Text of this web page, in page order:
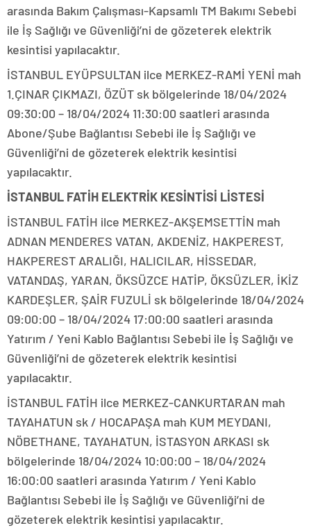
arasında Bakım Çalışması-Kapsamlı TM Bakımı Sebebi
ile İş Sağlığı ve Güvenliği’ni de gözeterek elektrik
kesintisi yapılacaktır.
İSTANBUL EYÜPSULTAN ilce MERKEZ-RAMİ YENİ mah
1.ÇINAR ÇIKMAZI, ÖZÜT sk bölgelerinde 18/04/2024
09:30:00 – 18/04/2024 11:30:00 saatleri arasında
Abone/Şube Bağlantısı Sebebi ile İş Sağlığı ve
Güvenliği’ni de gözeterek elektrik kesintisi
yapılacaktır.
İSTANBUL FATİH ELEKTRİK KESİNTİSİ LİSTESİ
İSTANBUL FATİH ilce MERKEZ-AKŞEMSETTİN mah
ADNAN MENDERES VATAN, AKDENİZ, HAKPEREST,
HAKPEREST ARALIĞI, HALICILAR, HİSSEDAR,
VATANDAŞ, YARAN, ÖKSÜZCE HATİP, ÖKSÜZLER, İKİZ
KARDEŞLER, ŞAİR FUZULİ sk bölgelerinde 18/04/2024
09:00:00 – 18/04/2024 17:00:00 saatleri arasında
Yatırım / Yeni Kablo Bağlantısı Sebebi ile İş Sağlığı ve
Güvenliği’ni de gözeterek elektrik kesintisi
yapılacaktır.
İSTANBUL FATİH ilce MERKEZ-CANKURTARAN mah
TAYAHATUN sk / HOCAPAŞA mah KUM MEYDANI,
NÖBETHANE, TAYAHATUN, İSTASYON ARKASI sk
bölgelerinde 18/04/2024 10:00:00 – 18/04/2024
16:00:00 saatleri arasında Yatırım / Yeni Kablo
Bağlantısı Sebebi ile İş Sağlığı ve Güvenliği’ni de
gözeterek elektrik kesintisi yapılacaktır.